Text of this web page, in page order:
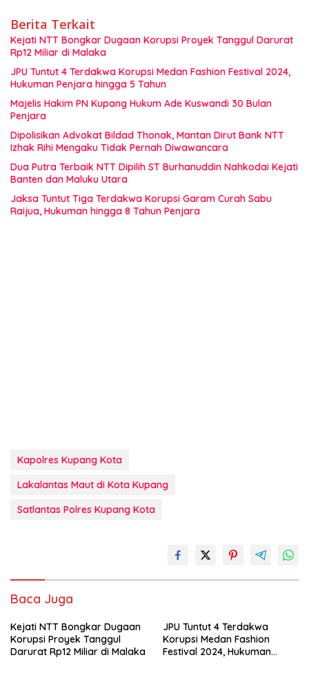
Berita Terkait
Kejati NTT Bongkar Dugaan Korupsi Proyek Tanggul Darurat
Rp12 Miliar di Malaka
JPU Tuntut 4 Terdakwa Korupsi Medan Fashion Festival 2024,
Hukuman Penjara hingga 5 Tahun
Majelis Hakim PN Kupang Hukum Ade Kuswandi 30 Bulan
Penjara
Dipolisikan Advokat Bildad Thonak, Mantan Dirut Bank NTT
Izhak Rihi Mengaku Tidak Pernah Diwawancara
Dua Putra Terbaik NTT Dipilih ST Burhanuddin Nahkodai Kejati
Banten dan Maluku Utara
Jaksa Tuntut Tiga Terdakwa Korupsi Garam Curah Sabu
Raijua, Hukuman hingga 8 Tahun Penjara
Kapolres Kupang Kota
Lakalantas Maut di Kota Kupang
Satlantas Polres Kupang Kota
Baca Juga
Kejati NTT Bongkar Dugaan
Korupsi Proyek Tanggul
Darurat Rp12 Miliar di Malaka
JPU Tuntut 4 Terdakwa
Korupsi Medan Fashion
Festival 2024, Hukuman